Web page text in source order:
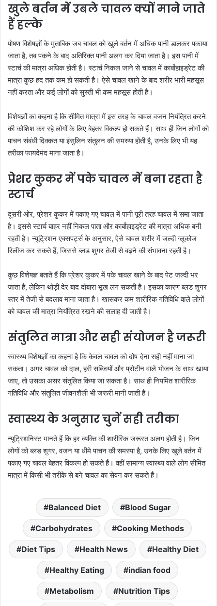
खुले बर्तन में उबले चावल क्यों माने जाते
हैं हल्के
पोषण विशेषज्ञों के मुताबिक जब चावल को खुले बर्तन में अधिक पानी डालकर पकाया
जाता है, तब पकने के बाद अतिरिक्त पानी अलग कर दिया जाता है। इस पानी में
स्टार्च की मात्रा अधिक होती है। स्टार्च निकल जाने से चावल में कार्बोहाइड्रेट की
मात्रा कुछ हद तक कम हो सकती है। ऐसे चावल खाने के बाद शरीर भारी महसूस
नहीं करता और कई लोगों को सुस्ती भी कम महसूस होती है।
विशेषज्ञों का कहना है कि सीमित मात्रा में इस तरह के चावल वजन नियंत्रित करने
की कोशिश कर रहे लोगों के लिए बेहतर विकल्प हो सकते हैं। साथ ही जिन लोगों को
पाचन संबंधी दिक्कत या इंसुलिन संतुलन की समस्या होती है, उनके लिए भी यह
तरीका फायदेमंद माना जाता है।
प्रेशर कुकर में पके चावल में बना रहता है
स्टार्च
दूसरी ओर, प्रेशर कुकर में पकाए गए चावल में पानी पूरी तरह चावल में समा जाता
है। इससे स्टार्च बाहर नहीं निकल पाता और कार्बोहाइड्रेट की मात्रा अधिक बनी
रहती है। न्यूट्रिशन एक्सपर्ट्स के अनुसार, ऐसे चावल शरीर में जल्दी ग्लूकोज
रिलीज कर सकते हैं, जिससे ब्लड शुगर तेजी से बढ़ने की संभावना रहती है।
कुछ विशेषज्ञ बताते हैं कि प्रेशर कुकर में पके चावल खाने के बाद पेट जल्दी भर
जाता है, लेकिन थोड़ी देर बाद दोबारा भूख लग सकती है। इसका कारण ब्लड शुगर
स्तर में तेजी से बदलाव माना जाता है। खासकर कम शारीरिक गतिविधि वाले लोगों
को चावल की मात्रा नियंत्रित रखने की सलाह दी जाती है।
संतुलित मात्रा और सही संयोजन है जरूरी
स्वास्थ्य विशेषज्ञों का कहना है कि केवल चावल को दोष देना सही नहीं माना जा
सकता। अगर चावल को दाल, हरी सब्जियों और प्रोटीन वाले भोजन के साथ खाया
जाए, तो उसका असर संतुलित किया जा सकता है। साथ ही नियमित शारीरिक
गतिविधि और संतुलित जीवनशैली भी जरूरी मानी जाती है।
स्वास्थ्य के अनुसार चुनें सही तरीका
न्यूट्रिशनिस्ट मानते हैं कि हर व्यक्ति की शारीरिक जरूरत अलग होती है। जिन
लोगों को ब्लड शुगर, वजन या धीमे पाचन की समस्या है, उनके लिए खुले बर्तन में
पकाए गए चावल बेहतर विकल्प हो सकते हैं। वहीं सामान्य स्वास्थ्य वाले लोग सीमित
मात्रा में किसी भी तरीके से बने चावल का सेवन कर सकते हैं।
Balanced Diet Blood Sugar
Carbohydrates Cooking Methods
Diet Tips Health News Healthy Diet
Healthy Eating indian food
Metabolism Nutrition Tips